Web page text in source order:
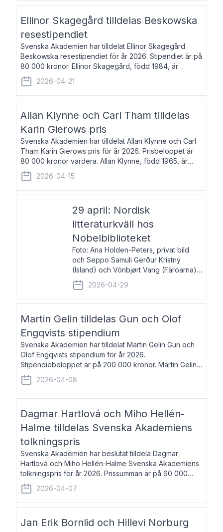
Ellinor Skagegård tilldelas Beskowska
resestipendiet
Svenska Akademien har tilldelat Ellinor Skagegård
Beskowska resestipendiet för år 2026. Stipendiet är på
80 000 kronor. Ellinor Skagegård, född 1984, är
författare, journalist och musiker. Hon skriver
återkommande för Svenska Dagbladet, Ups
2026-04-21
Allan Klynne och Carl Tham tilldelas
Karin Gierows pris
Svenska Akademien har tilldelat Allan Klynne och Carl
Tham Karin Gierows pris för år 2026. Prisbeloppet är
80 000 kronor vardera. Allan Klynne, född 1965, är
arkeolog, författare, översättare och fil.dr i antikens
kultur och samhällsliv. Ut
2026-04-15
29 april: Nordisk
litteraturkväll hos
Nobelbiblioteket
Foto: Ana Holden-Peters, privat bild
och Seppo Samuli Gerður Kristný
(Island) och Vónbjørt Vang (Färöarna)
läser ur sina verk och samtalar med
John Swedenmark. De läser upp på
färöiska, isländska och svenska och
2026-04-29
Martin Gelin tilldelas Gun och Olof
Engqvists stipendium
Svenska Akademien har tilldelat Martin Gelin Gun och
Olof Engqvists stipendium för år 2026.
Stipendiebeloppet är på 200 000 kronor. Martin Gelin,
född 1978, är journalist och författare. Han lever
numera i Paris men var under många år bosat
2026-04-08
Dagmar Hartlová och Miho Hellén-
Halme tilldelas Svenska Akademiens
tolkningspris
Svenska Akademien har beslutat tilldela Dagmar
Hartlová och Miho Hellén-Halme Svenska Akademiens
tolkningspris för år 2026. Prissumman är på 60 000
kronor var. Dagmar Hartlová, född 1951, översätter
huvudsakligen från svenska till tjeckiska
2026-04-07
Jan Erik Bornlid och Hillevi Norburg